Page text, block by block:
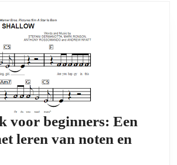
voor beginners: Een
leren van noten en